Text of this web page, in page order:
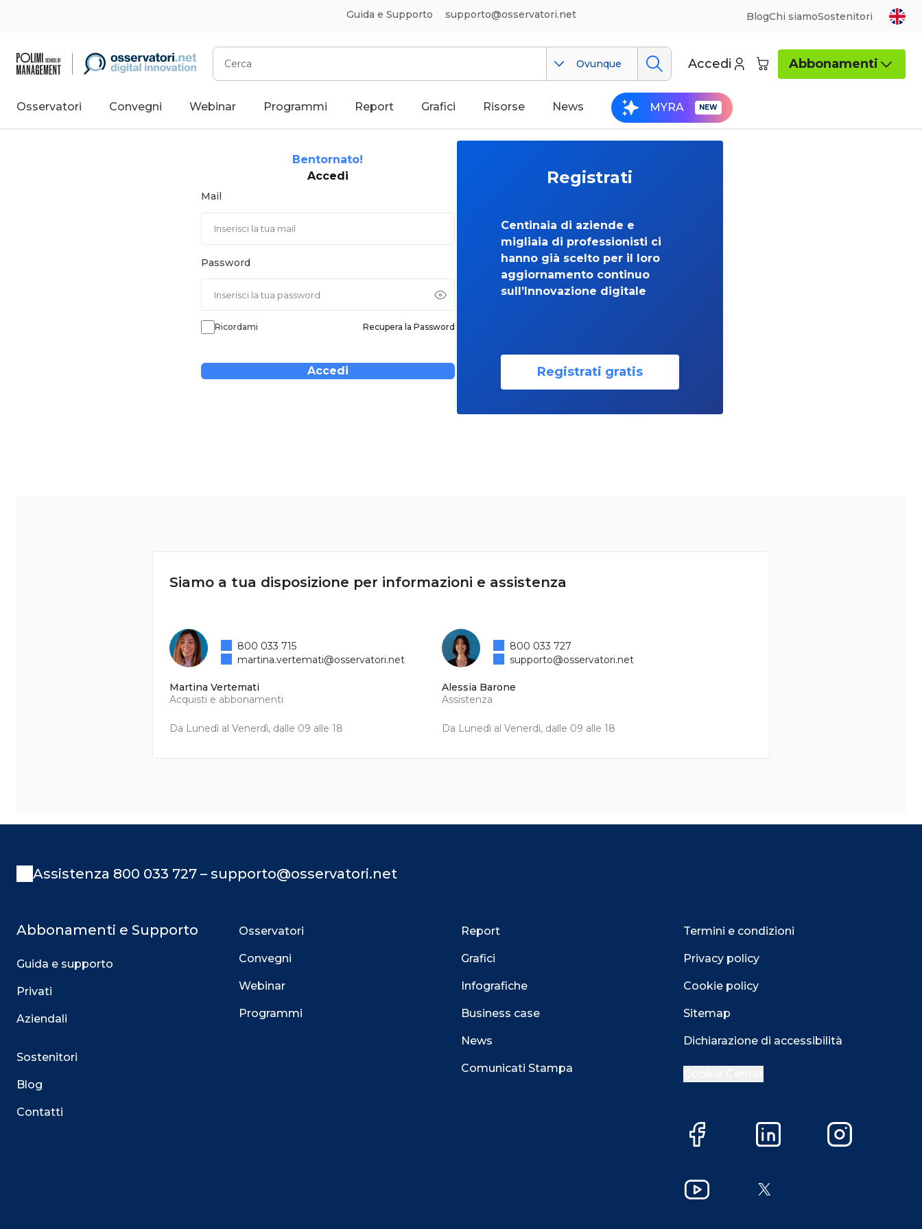
Guida e Supporto supporto@osservatori.net BlogChi siamoSostenitori
Cerca
Ovunque Accedi Abbonamenti
Osservatori Convegni Webinar Programmi Report Grafici Risorse News MYRA
Bentornato!
Accedi
Mail
Password
Ricordami Recupera la Password
Accedi
Registrati
Centinaia di aziende e
migliaia di professionisti ci
hanno già scelto per il loro
aggiornamento continuo
sull’Innovazione digitale
Registrati gratis
Siamo a tua disposizione per informazioni e assistenza
Martina Vertemati
Acquisti e abbonamenti
Da Lunedì al Venerdì, dalle 09 alle 18
800 033 715
martina.vertemati@osservatori.net
Alessia Barone
Assistenza
Da Lunedì al Venerdì, dalle 09 alle 18
800 033 727
supporto@osservatori.net
Assistenza 800 033 727 – supporto@osservatori.net
Abbonamenti e Supporto
Guida e supporto
Privati
Aziendali
Sostenitori
Blog
Contatti
Osservatori
Convegni
Webinar
Programmi
Report
Grafici
Infografiche
Business case
News
Comunicati Stampa
Termini e condizioni
Privacy policy
Cookie policy
Sitemap
Dichiarazione di accessibilità
Facebook LinkedIn Instagram
YouTube X
Accetta Più opzioni